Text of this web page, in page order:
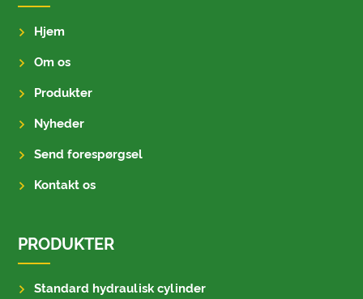
Hjem
Om os
Produkter
Nyheder
Send forespørgsel
Kontakt os
PRODUKTER
Standard hydraulisk cylinder